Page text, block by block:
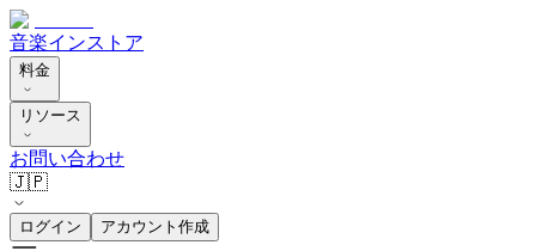
音楽インストア
料金
リソース
お問い合わせ
🇯🇵
ログイン アカウント作成